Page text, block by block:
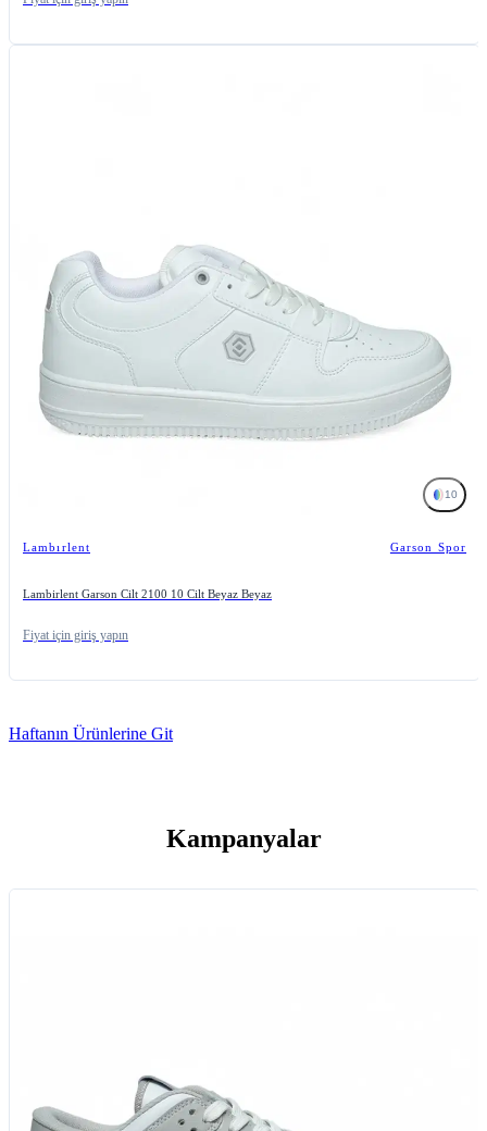
10
Lambırlent Garson Spor
Lambirlent Garson Cilt 2100 10 Cilt Beyaz Beyaz
Fiyat için giriş yapın
Haftanın Ürünlerine Git
Kampanyalar